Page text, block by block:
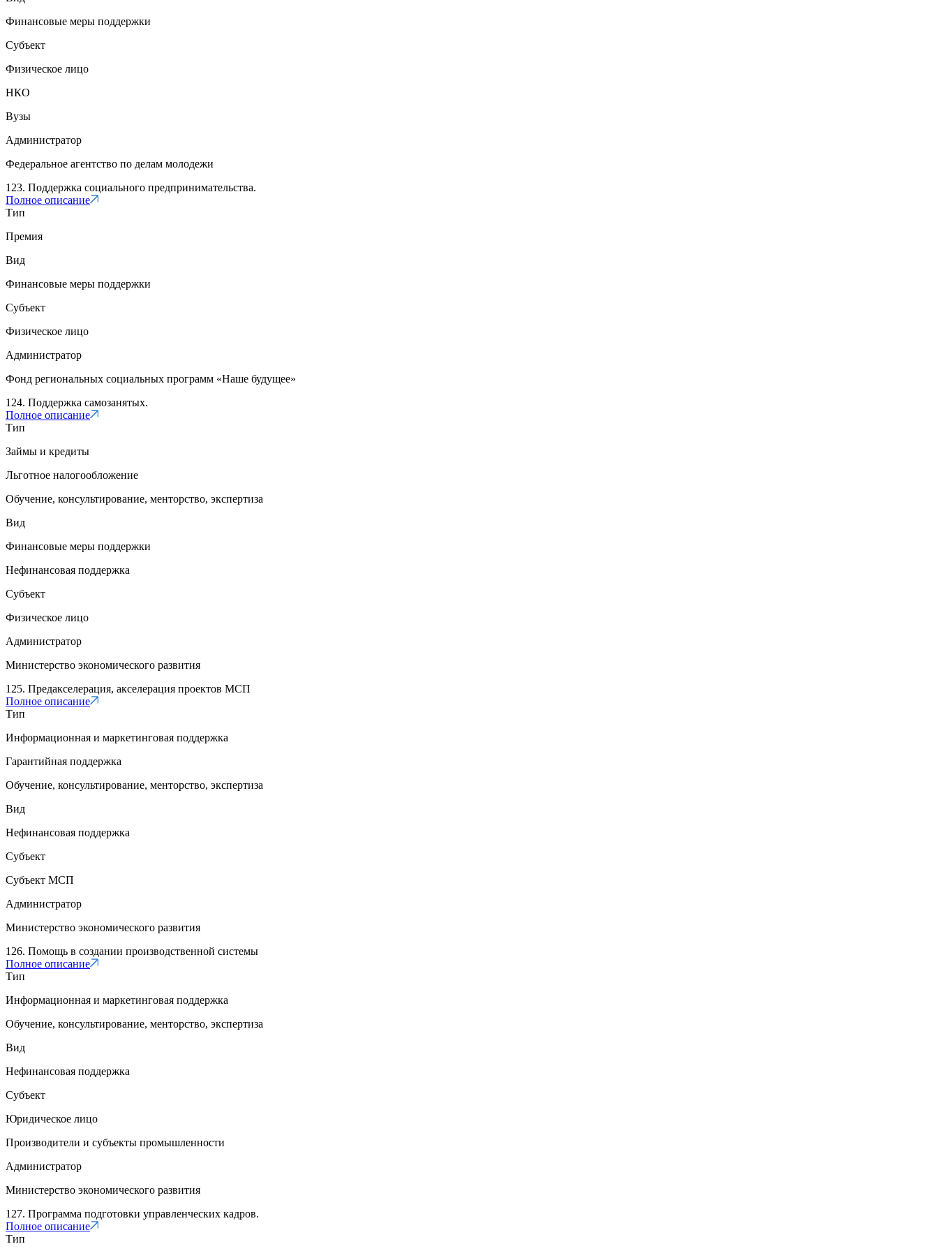
Финансовые меры поддержки
Субъект
Физическое лицо
НКО
Вузы
Администратор
Федеральное агентство по делам молодежи
123. Поддержка социального предпринимательства.
Полное описание
Тип
Премия
Вид
Финансовые меры поддержки
Субъект
Физическое лицо
Администратор
Фонд региональных социальных программ «Наше будущее»
124. Поддержка самозанятых.
Полное описание
Тип
Займы и кредиты
Льготное налогообложение
Обучение, консультирование, менторство, экспертиза
Вид
Финансовые меры поддержки
Нефинансовая поддержка
Субъект
Физическое лицо
Администратор
Министерство экономического развития
125. Предакселерация, акселерация проектов МСП
Полное описание
Тип
Информационная и маркетинговая поддержка
Гарантийная поддержка
Обучение, консультирование, менторство, экспертиза
Вид
Нефинансовая поддержка
Субъект
Субъект МСП
Администратор
Министерство экономического развития
126. Помощь в создании производственной системы
Полное описание
Тип
Информационная и маркетинговая поддержка
Обучение, консультирование, менторство, экспертиза
Вид
Нефинансовая поддержка
Субъект
Юридическое лицо
Производители и субъекты промышленности
Администратор
Министерство экономического развития
127. Программа подготовки управленческих кадров.
Полное описание
Тип